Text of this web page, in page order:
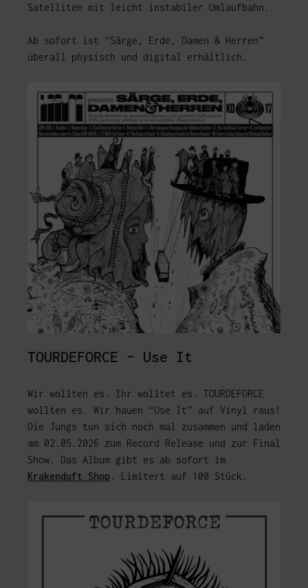
Satelliten mit leicht instabiler Umlaufbahn.
Ab sofort ist “Särge, Erde, Damen & Herren”
überall physisch und digital erhältlich.
TOURDEFORCE – Use It
Wir wollten es. Ihr wolltet es. TOURDEFORCE
wollten es. Wir hauen “Use It” auf Vinyl raus!
Die Jungs tun sich noch mal zusammen und laden
am 02.05.2026 zum Record Release und zur Final
Show. Das Album gibt es ab sofort im
Krakenduft Shop. Limitert auf 100 Stück.